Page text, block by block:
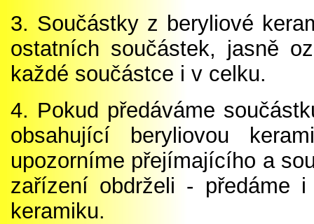
3. Součástky z beryliové
ostatních součástek, jasně
každé součástce i v celku.
4. Pokud předáváme
obsahující beryliovou
upozorníme přejímajícího a
zařízení obdrželi - předáme
keramiku.